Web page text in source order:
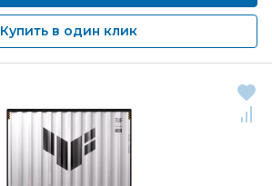
Купить в один клик